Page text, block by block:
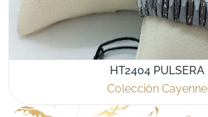
HT2404 PULSERA
Colección Cayenne